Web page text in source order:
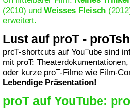
(2010) und Weisses Fleisch
erweitert.
Lust auf proT -
proT-shortcuts auf YouTube sind
mit proT:
oder kurze proT-Filme wie Film-
Lebendige Präsentation!
proT auf YouTube: